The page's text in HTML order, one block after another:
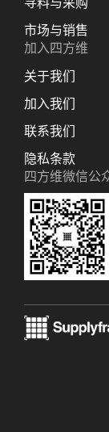
市场与销售
加入四方维
关于我们
加入我们
联系我们
隐私条款
四方维微信公